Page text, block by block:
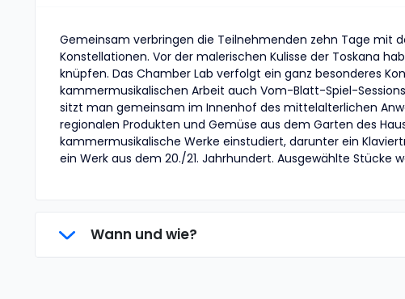
Gemeinsam verbringen die Teilnehmenden zehn Tage mit
Konstellationen. Vor der malerischen Kulisse der Toskana
knüpfen. Das Chamber Lab verfolgt ein ganz besonderes
kammermusikalischen Arbeit auch Vom-Blatt-Spiel-
sitzt man gemeinsam im Innenhof des mittelalterlichen
regionalen Produkten und Gemüse aus dem Garten des
kammermusikalische Werke einstudiert, darunter ein
ein Werk aus dem 20./21. Jahrhundert. Ausgewählte Stücke
Wann und wie?